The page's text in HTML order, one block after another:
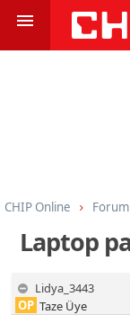
CHIP Online Forum
Laptop
Lidya_3443
OP Taze Üye